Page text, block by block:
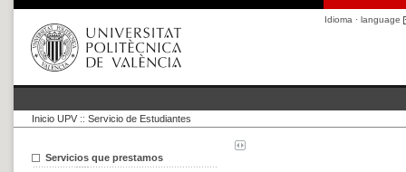
Idioma · language
Inicio UPV :: Servicio de Estudiantes
Servicios que prestamos